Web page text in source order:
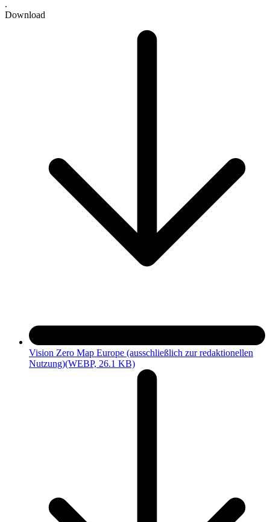
.
Download
Vision Zero Map Europe (ausschließlich zur redaktionellen
Nutzung)(WEBP, 26.1 KB)